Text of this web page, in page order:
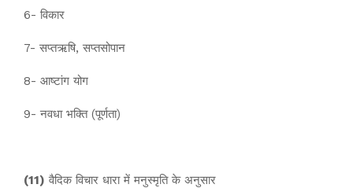
6- विकार
7- सप्तऋषि, सप्तसोपान
8- आष्टांग योग
9- नवधा भक्ति (पूर्णता)
(11) वैदिक विचार धारा में मनुस्मृति के अनुसार